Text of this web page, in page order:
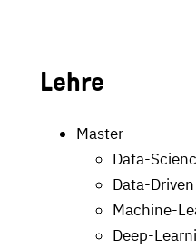
Lehre
Master
Data-
Data-
Machine-
Deep-